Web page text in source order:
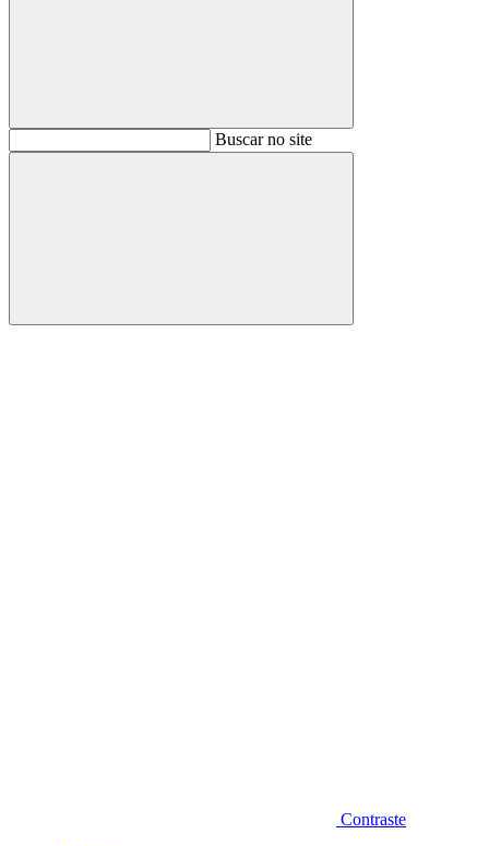
BuscarBuscar no site
Buscar
Contraste